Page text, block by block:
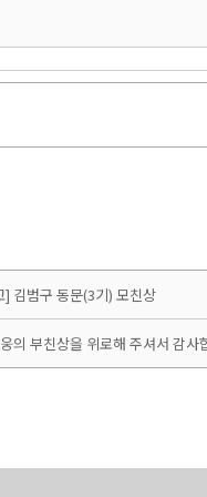
] 김범구 동문(3기) 모친상
의 부친상을 위로해 주셔서 감사